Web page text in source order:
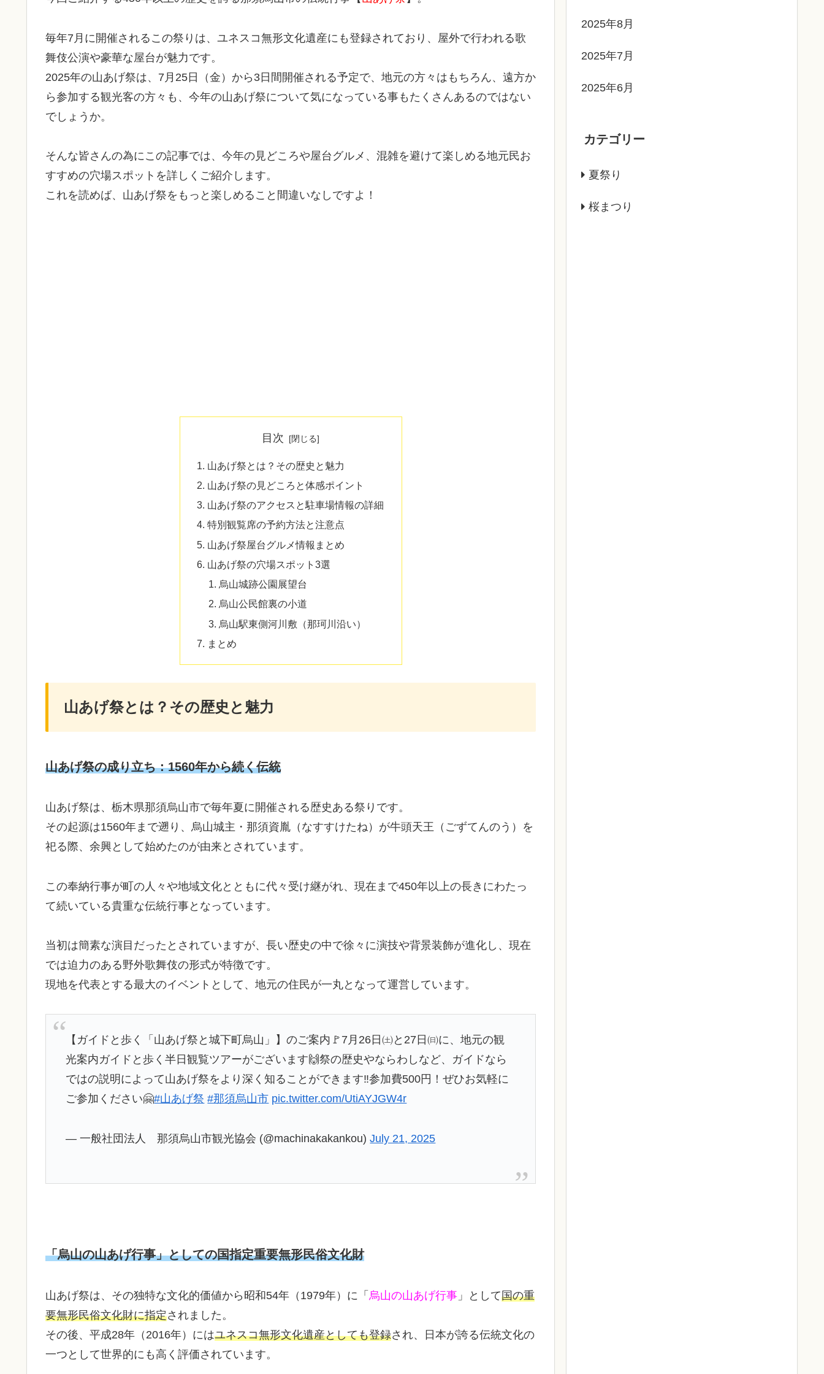
毎年7月に開催されるこの祭りは、ユネスコ無形文化遺産にも登録されており、屋外で行われる歌
舞伎公演や豪華な屋台が魅力です。
2025年の山あげ祭は、7月25日（金）から3日間開催される予定で、地元の方々はもちろん、遠方か
ら参加する観光客の方々も、今年の山あげ祭について気になっている事もたくさんあるのではない
でしょうか。
そんな皆さんの為にこの記事では、今年の見どころや屋台グルメ、混雑を避けて楽しめる地元民お
すすめの穴場スポットを詳しくご紹介します。
これを読めば、山あげ祭をもっと楽しめること間違いなしですよ！
目次
山あげ祭とは？その歴史と魅力
山あげ祭の見どころと体感ポイント
山あげ祭のアクセスと駐車場情報の詳細
特別観覧席の予約方法と注意点
山あげ祭屋台グルメ情報まとめ
山あげ祭の穴場スポット3選
烏山城跡公園展望台
烏山公民館裏の小道
烏山駅東側河川敷（那珂川沿い）
まとめ
山あげ祭とは？その歴史と魅力
山あげ祭の成り立ち：1560年から続く伝統
山あげ祭は、栃木県那須烏山市で毎年夏に開催される歴史ある祭りです。
その起源は1560年まで遡り、烏山城主・那須資胤（なすすけたね）が牛頭天王（ごずてんのう）を
祀る際、余興として始めたのが由来とされています。
この奉納行事が町の人々や地域文化とともに代々受け継がれ、現在まで450年以上の長きにわたっ
て続いている貴重な伝統行事となっています。
当初は簡素な演目だったとされていますが、長い歴史の中で徐々に演技や背景装飾が進化し、現在
では迫力のある野外歌舞伎の形式が特徴です。
現地を代表とする最大のイベントとして、地元の住民が一丸となって運営しています。
【ガイドと歩く「山あげ祭と城下町烏山」】のご案内🚩7月26日㈯と27日㈰に、地元の観
光案内ガイドと歩く半日観覧ツアーがございます🙌祭の歴史やならわしなど、ガイドなら
ではの説明によって山あげ祭をより深く知ることができます‼️参加費500円！ぜひお気軽に
ご参加ください🤗#山あげ祭 #那須烏山市 pic.twitter.com/UtiAYJGW4r
— 一般社団法人 那須烏山市観光協会 (@machinakakankou)July 21, 2025
「烏山の山あげ行事」としての国指定重要無形民俗文化財
山あげ祭は、その独特な文化的価値から昭和54年（1979年）に「 烏山の山あげ行事 」として国の重
要無形民俗文化財に指定されました。
その後、平成28年（2016年）にはユネスコ無形文化遺産としても登録され、日本が誇る伝統文化の
一つとして世界的にも高く評価されています。
2025年8月
2025年7月
2025年6月
カテゴリー
夏祭り
桜まつり